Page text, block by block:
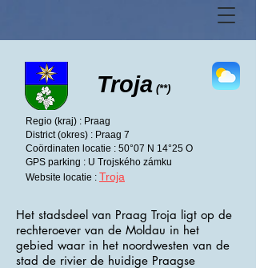
Troja(**)
Regio (kraj) : Praag
District (okres) : Praag 7
Coördinaten locatie : 50°07 N 14°25 O
GPS parking : U Trojského zámku
Website locatie : Troja
Het stadsdeel van Praag Troja ligt op de
rechteroever van de Moldau in het
gebied waar in het noordwesten van de
stad de rivier de huidige Praagse